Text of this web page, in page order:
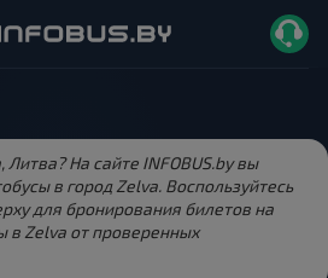
Литва? На сайте INFOBUS.by вы
в город Zelva. Воспользуйтесь
для бронирования билетов на
в Zelva от проверенных